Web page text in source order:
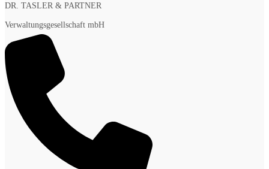
DR. TASLER & PARTNER
Verwaltungsgesellschaft mbH